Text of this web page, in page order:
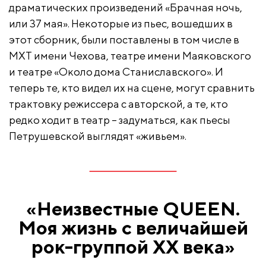
драматических произведений «Брачная ночь,
или 37 мая». Некоторые из пьес, вошедших в
этот сборник, были поставлены в том числе в
МХТ имени Чехова, театре имени Маяковского
и театре «Около дома Станиславского». И
теперь те, кто видел их на сцене, могут сравнить
трактовку режиссера с авторской, а те, кто
редко ходит в театр – задуматься, как пьесы
Петрушевской выглядят «живьем».
«Неизвестные QUEEN.
Моя жизнь с величайшей
рок-группой XX века»